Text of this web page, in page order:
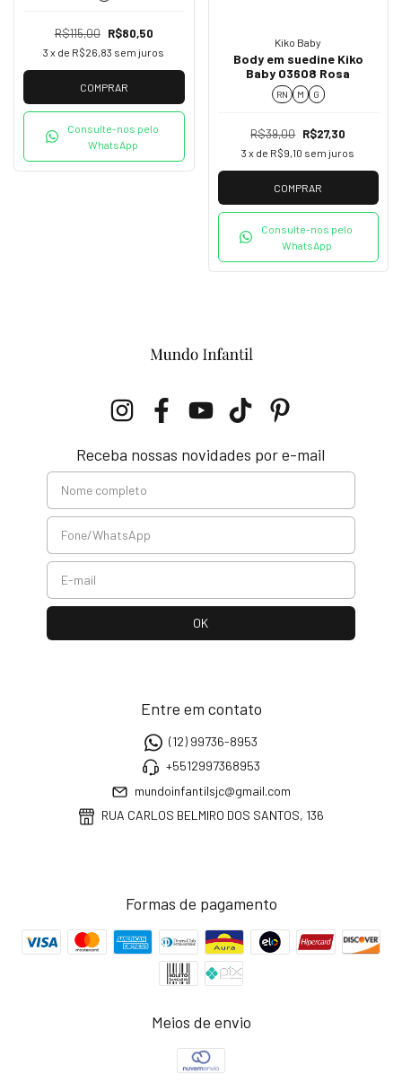
R$115,00 R$80,50
3 x de R$26,83 sem juros
COMPRAR
Consulte-nos pelo
WhatsApp
Kiko Baby
Body em suedine Kiko
Baby 03608 Rosa
RN M G
R$39,00 R$27,30
3 x de R$9,10 sem juros
COMPRAR
Consulte-nos pelo
WhatsApp
Receba nossas novidades por e-mail
Entre em contato
(12) 99736-8953
+5512997368953
mundoinfantilsjc@gmail.com
RUA CARLOS BELMIRO DOS SANTOS, 136
Formas de pagamento
Meios de envio